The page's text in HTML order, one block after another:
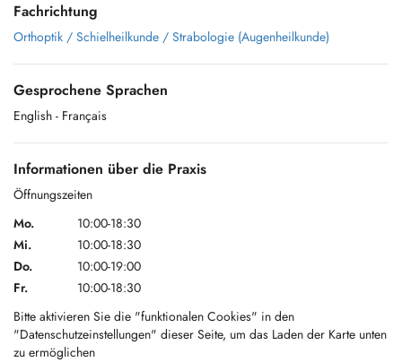
Fachrichtung
Orthoptik / Schielheilkunde / Strabologie (Augenheilkunde)
Gesprochene Sprachen
English - Français
Informationen über die Praxis
Öffnungszeiten
Mo.
10:00-18:30
Mi.
10:00-18:30
Do.
10:00-19:00
Fr.
10:00-18:30
Bitte aktivieren Sie die "funktionalen Cookies" in den
"Datenschutzeinstellungen" dieser Seite, um das Laden der Karte unten
zu ermöglichen